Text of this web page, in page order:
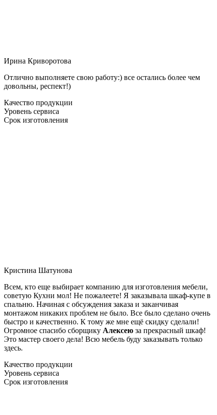
Ирина Криворотова
Отлично выполняете свою работу:) все остались более чем
довольны, респект!)
Качество продукции
Уровень сервиса
Срок изготовления
Кристина Шатунова
Всем, кто еще выбирает компанию для изготовления мебели,
советую Кухни мол! Не пожалеете! Я заказывала шкаф-купе в
спальню. Начиная с обсуждения заказа и заканчивая
монтажом никаких проблем не было. Все было сделано очень
быстро и качественно. К тому же мне ещё скидку сделали!
Огромное спасибо сборщику Алексею за прекрасный шкаф!
Это мастер своего дела! Всю мебель буду заказывать только
здесь.
Качество продукции
Уровень сервиса
Срок изготовления